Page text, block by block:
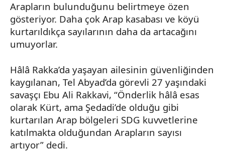
Arapların bulunduğunu belirtmeye özen
gösteriyor. Daha çok Arap kasabası ve köyü
kurtarıldıkça sayılarının daha da artacağını
umuyorlar.
Hâlâ Rakka’da yaşayan ailesinin güvenliğinden
kaygılanan, Tel Abyad’da görevli 27 yaşındaki
savaşçı Ebu Ali Rakkavi, “Önderlik hâlâ esas
olarak Kürt, ama Şedadi’de olduğu gibi
kurtarılan Arap bölgeleri SDG kuvvetlerine
katılmakta olduğundan Arapların sayısı
artıyor” dedi.